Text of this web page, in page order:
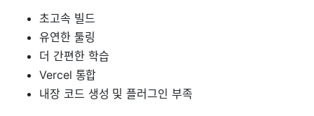
초고속 빌드
유연한 툴링
더 간편한 학습
Vercel 통합
내장 코드 생성 및 플러그인 부족